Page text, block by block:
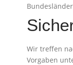
Wir treffen
Vorgaben